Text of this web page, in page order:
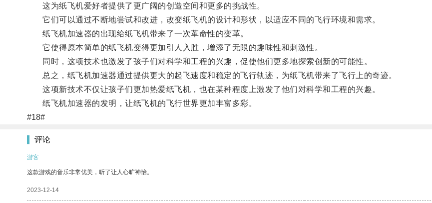
这为纸飞机爱好者提供了更广阔的创造空间和更多的挑战性。
它们可以通过不断地尝试和改进，改变纸飞机的设计和形状，以适应不同的飞行环境和需求。
纸飞机加速器的出现给纸飞机带来了一次革命性的变革。
它使得原本简单的纸飞机变得更加引人入胜，增添了无限的趣味性和刺激性。
同时，这项技术也激发了孩子们对科学和工程的兴趣，促使他们更多地探索创新的可能性。
总之，纸飞机加速器通过提供更大的起飞速度和稳定的飞行轨迹，为纸飞机带来了飞行上的奇迹。
这项新技术不仅让孩子们更加热爱纸飞机，也在某种程度上激发了他们对科学和工程的兴趣。
纸飞机加速器的发明，让纸飞机的飞行世界更加丰富多彩。
#18#
评论
游客
这款游戏的音乐非常优美，听了让人心旷神怡。
2023-12-14